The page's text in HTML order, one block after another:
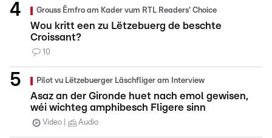
Grouss Ëmfro am Kader vum RTL Readers' Choice
Wou kritt een zu Lëtzebuerg de beschte
Croissant?
10
Pilot vu Lëtzebuerger Läschfliger am Interview
Asaz an der Gironde huet nach emol gewisen,
wéi wichteg amphibesch Fligere sinn
Video Audio